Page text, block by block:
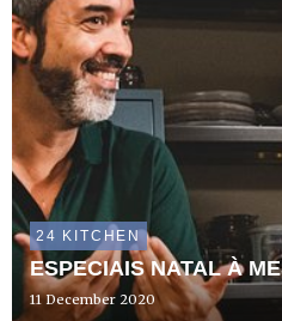
24 KITCHEN
ESPECIAIS NATAL À
11 December 2020